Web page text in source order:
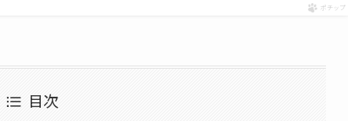
ポチップ
目次